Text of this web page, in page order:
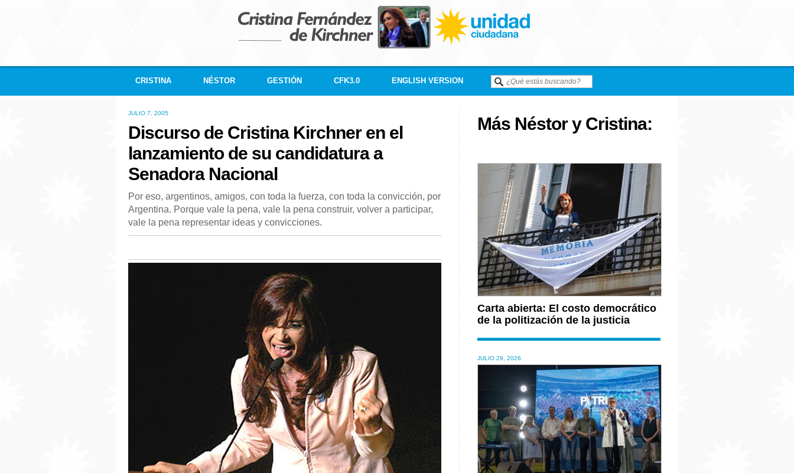
CRISTINA NÉSTOR GESTIÓN CFK3.0 ENGLISH VERSION
JULIO 7, 2005
Discurso de Cristina Kirchner en el
lanzamiento de su candidatura a
Senadora Nacional
Por eso, argentinos, amigos, con toda la fuerza, con toda la convicción, por
Argentina. Porque vale la pena, vale la pena construir, volver a participar,
vale la pena representar ideas y convicciones.
Más Néstor y Cristina:
Carta abierta: El costo democrático
de la politización de la justicia
JULIO 29, 2026